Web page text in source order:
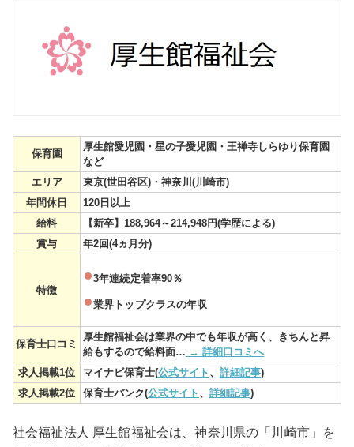
保育園
厚生館愛児園・星の子愛児園・王禅寺しらゆり保育園
など
エリア
東京(世田谷区)・神奈川(川崎市)
年間休日
120日以上
給料
【新卒】188,964～214,948円(学歴による)
賞与
年2回(4ヵ月分)
特徴
3年連続定着率90％
業界トップクラスの年収
保育士口コミ
厚生館福祉会は業界の中でも年収が高く、きちんと昇
給もするので給料面… → 詳細口コミへ
求人掲載1位
マイナビ保育士(公式サイト 、 詳細記事)
求人掲載2位
保育士バンク(公式サイト 、 詳細記事)
社会福祉法人 厚生館福祉会は、神奈川県の「川崎市」を